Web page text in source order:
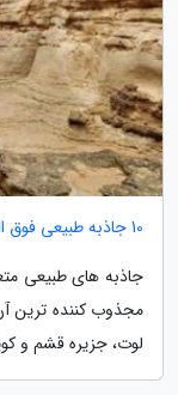
10 جاذبه طبیعی فوق العاده زیبای ایران که نباید از دست بدهید
جاذبه های طبیعی
مجذوب کننده ترین
لوت، جزیره قشم و